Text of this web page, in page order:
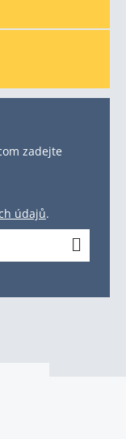
zadejte
údajů.